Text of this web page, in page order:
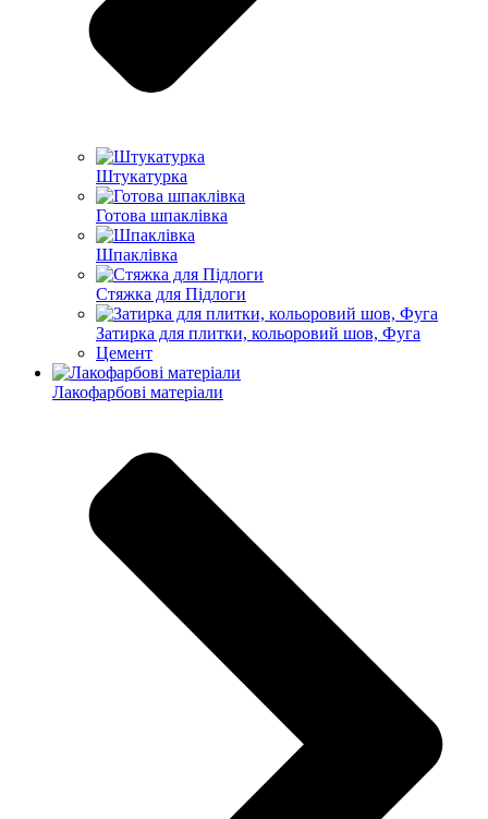
Штукатурка
Готова шпаклівка
Шпаклівка
Стяжка для Підлоги
Затирка для плитки, кольоровий шов, Фуга
Цемент
Лакофарбові матеріали